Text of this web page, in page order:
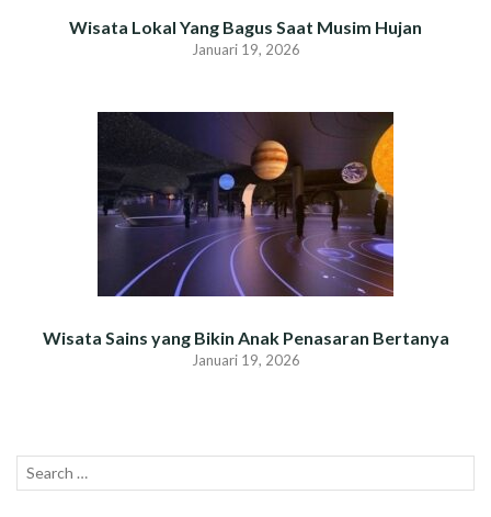
Wisata Lokal Yang Bagus Saat Musim Hujan
Januari 19, 2026
Wisata Sains yang Bikin Anak Penasaran Bertanya
Januari 19, 2026
Search